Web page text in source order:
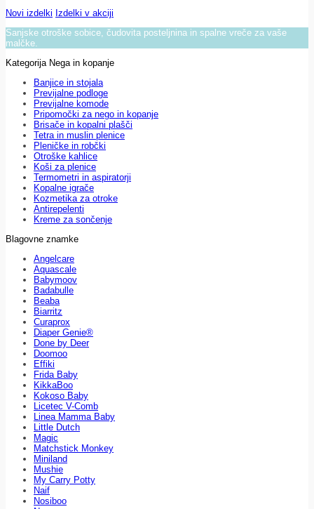
Novi izdelki Izdelki v akciji
Sanjske otroške sobice, čudovita posteljnina in spalne vreče za vaše
malčke.
Kategorija Nega in kopanje
Banjice in stojala
Previjalne podloge
Previjalne komode
Pripomočki za nego in kopanje
Brisače in kopalni plašči
Tetra in muslin plenice
Pleničke in robčki
Otroške kahlice
Koši za plenice
Termometri in aspiratorji
Kopalne igrače
Kozmetika za otroke
Antirepelenti
Kreme za sončenje
Blagovne znamke
Angelcare
Aquascale
Babymoov
Badabulle
Beaba
Biarritz
Curaprox
Diaper Genie®
Done by Deer
Doomoo
Effiki
Frida Baby
KikkaBoo
Kokoso Baby
Licetec V-Comb
Linea Mamma Baby
Little Dutch
Magic
Matchstick Monkey
Miniland
Mushie
My Carry Potty
Naif
Nosiboo